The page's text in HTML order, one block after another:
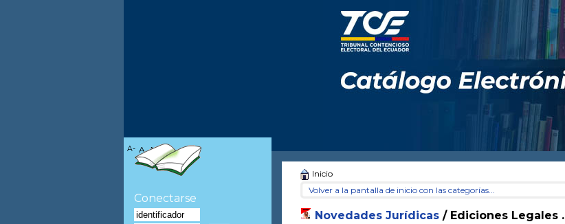
Inicio
Volver a la pantalla de inicio con las categorías...
Novedades Jurídicas/ Ediciones Legales .
A- A A+
Conectarse